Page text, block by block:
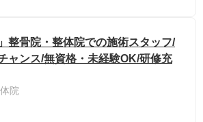
整骨院・整体院での施術スタッフ/
ャンス/無資格・未経験OK/研修充
院